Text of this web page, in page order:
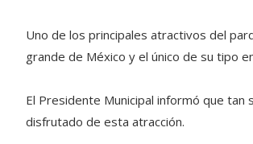
Uno de los principales atractivos del
grande de México y el único de su tipo
El Presidente Municipal informó que
disfrutado de esta atracción.